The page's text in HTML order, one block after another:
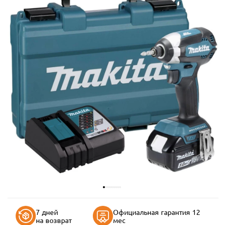
7 дней
на возврат
Официальная гарантия 12
мес